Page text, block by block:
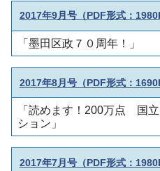
2017年9月号（PDF形式：
「墨田区政７０周年！」
2017年8月号（PDF形式：
「読めます！200万点 国
ション」
2017年7月号（PDF形式：